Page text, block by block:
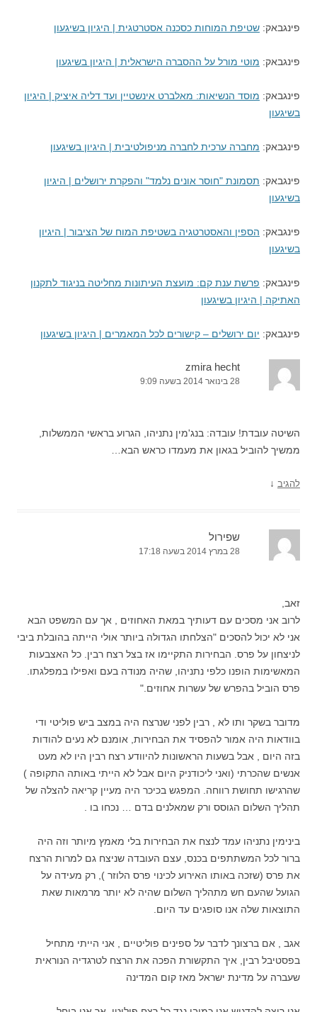
פינגבאק: שטיפת המוחות כסכנה אסטרטגית | היגיון בשיגעון
פינגבאק: מוטי מורל על ההסברה הישראלית | היגיון בשיגעון
פינגבאק: מוסד הנשיאות: מאלברט אינשטיין ועד דליה איציק | היגיון
בשיגעון
פינגבאק: מחברה ערכית לחברה מניפולטיבית | היגיון בשיגעון
פינגבאק: תסמונת "חוסר אונים נלמד" והפקרת ירושלים | היגיון
בשיגעון
פינגבאק: הספין והאסטרטגיה בשטיפת המוח של הציבור | היגיון
בשיגעון
פינגבאק: פרשת ענת קם: מועצת העיתונות מחליטה בניגוד לתקנון
האתיקה | היגיון בשיגעון
פינגבאק: יום ירושלים – קישורים לכל המאמרים | היגיון בשיגעון
zmira hecht
28 בינואר 2014 בשעה 9:09
השיטה עובדת! עובדה: בנג'מין נתניהו, הגרוע בראשי הממשלות,
ממשיך להוביל בגאון את מעמדו כראש הבא…
להגיב ↓
שפירול
28 במרץ 2014 בשעה 17:18
זאב,
לרוב אני מסכים עם דעותיך במאת האחוזים , אך עם המשפט הבא
אני לא יכול להסכים "הצלחתו הגדולה ביותר אולי הייתה בהובלת ביבי
לניצחון על פרס. הבחירות התקיימו אז בצל רצח רבין. כל האצבעות
המאשימות הופנו כלפי נתניהו, שהיה מנודה בעם ואפילו במפלגתו.
פרס הוביל בהפרש של עשרות אחוזים."
מדובר בשקר ותו לא , רבין לפני שנרצח היה במצב ביש פוליטי ודי
בוודאות היה אמור להפסיד את הבחירות, אומנם לא נעים להודות
בזה היום , אבל בשעות הראשונות להיוודע רצח רבין היו לא מעט
אנשים שהכרתי (ואני ליכודניק היום אבל לא הייתי באותה התקופה )
שהרגישו תחושת רווחה. המפגש בכיכר היה מעיין קריאה להצלה של
תהליך השלום הגוסס ורק שמאלנים בדם … נכחו בו .
בינימין נתניהו עמד לנצח את הבחירות בלי מאמץ מיותר וזה היה
ברור לכל המשתתפים בכנס, עצם העובדה שניצח גם למרות הרצח
את פרס (שזכה באותו האירוע לכינוי פרס הלוזר ), רק מעידה על
הגועל שהעם חש מתהליך השלום שהיה לא יותר מרמאות שאת
התוצאות שלה אנו סופגים עד היום.
אגב , אם ברצונך לדבר על ספינים פוליטיים , אני הייתי מתחיל
בפסטיבל רבין, איך התקשורת הפכה את הרצח לטרגדיה הנוראית
שעברה על מדינת ישראל מאז קום המדינה